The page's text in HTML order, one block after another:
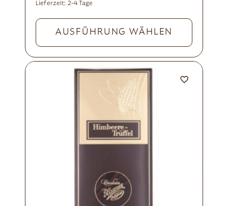
Lieferzeit: 2-4 Tage
AUSFÜHRUNG WÄHLEN